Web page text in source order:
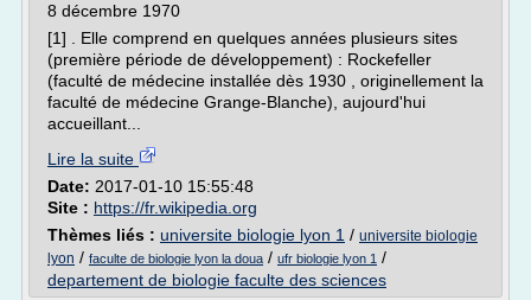
8 décembre 1970
[1] . Elle comprend en quelques années plusieurs sites
(première période de développement) : Rockefeller
(faculté de médecine installée dès 1930 , originellement la
faculté de médecine Grange-Blanche), aujourd'hui
accueillant...
Lire la suite
Date: 2017-01-10 15:55:48
Site : https://fr.wikipedia.org
Thèmes liés : universite biologie lyon 1 / universite biologie
lyon / faculte de biologie lyon la doua / ufr biologie lyon 1 /
departement de biologie faculte des sciences